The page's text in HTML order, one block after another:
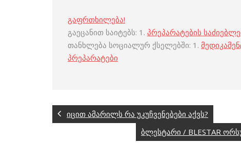
გაფრთხილება!
გაეცანით საიტებს: 1. პრეპარატების
თანხლება სოციალურ ქსელებში: 1.
პრეპარატები
იცით ამარილს რა უკუჩვენებები აქვს?
ბლესტარი / BLESTAR